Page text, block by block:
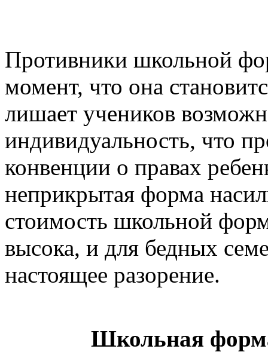
Противники школьной
момент, что она
лишает учеников
индивидуальность, что
конвенции о правах
неприкрытая форма
стоимость школьной
высока, и для бедных
настоящее разорение.
Школьная